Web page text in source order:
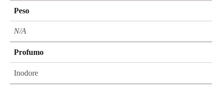
Peso
N/A
Profumo
Inodore